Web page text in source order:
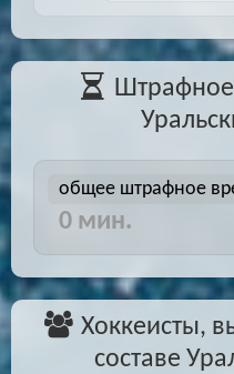
Штрафное
общее штрафное
0 мин.
Хоккеисты,
составе